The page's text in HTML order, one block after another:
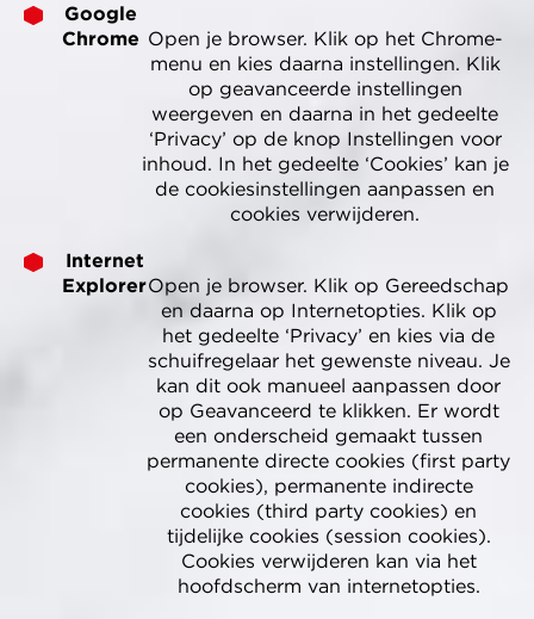
Google
Chrome Open je browser. Klik op het Chrome-
menu en kies daarna instellingen. Klik
op geavanceerde instellingen
weergeven en daarna in het gedeelte
‘Privacy’ op de knop Instellingen voor
inhoud. In het gedeelte ‘Cookies’ kan je
de cookiesinstellingen aanpassen en
cookies verwijderen.
Internet
ExplorerOpen je browser. Klik op Gereedschap
en daarna op Internetopties. Klik op
het gedeelte ‘Privacy’ en kies via de
schuifregelaar het gewenste niveau. Je
kan dit ook manueel aanpassen door
op Geavanceerd te klikken. Er wordt
een onderscheid gemaakt tussen
permanente directe cookies (first party
cookies), permanente indirecte
cookies (third party cookies) en
tijdelijke cookies (session cookies).
Cookies verwijderen kan via het
hoofdscherm van internetopties.